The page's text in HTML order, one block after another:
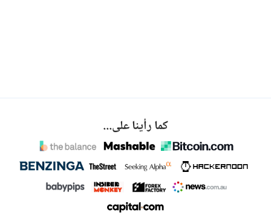
كما رأينا على...